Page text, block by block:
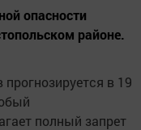
опасности
районе.
в 19
полный запрет